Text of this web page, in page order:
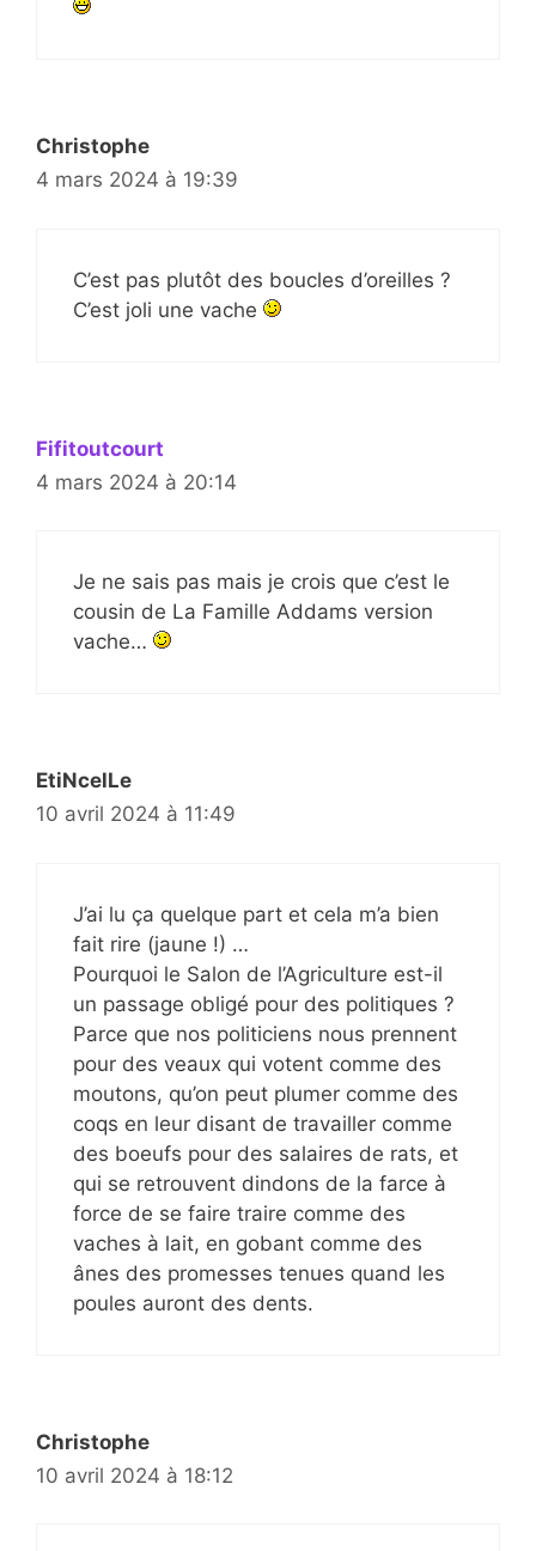
Christophe
4 mars 2024 à 19:39
C’est pas plutôt des boucles d’oreilles ?
C’est joli une vache
Fifitoutcourt
4 mars 2024 à 20:14
Je ne sais pas mais je crois que c’est le
cousin de La Famille Addams version
vache…
EtiNcelLe
10 avril 2024 à 11:49
J’ai lu ça quelque part et cela m’a bien
fait rire (jaune !) …
Pourquoi le Salon de l’Agriculture est-il
un passage obligé pour des politiques ?
Parce que nos politiciens nous prennent
pour des veaux qui votent comme des
moutons, qu’on peut plumer comme des
coqs en leur disant de travailler comme
des boeufs pour des salaires de rats, et
qui se retrouvent dindons de la farce à
force de se faire traire comme des
vaches à lait, en gobant comme des
ânes des promesses tenues quand les
poules auront des dents.
Christophe
10 avril 2024 à 18:12